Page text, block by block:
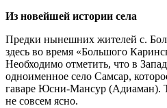
Из новейшей истории села
Предки нынешних жителей с.
здесь во время «Большого
Необходимо отметить, что в
одноименное село Самсар,
гаваре Юсни-Мансур (Адиа­ман).
не совсем ясно.